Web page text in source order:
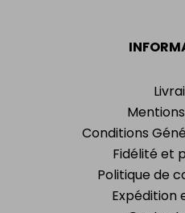
Conditions
Fidélité et
Politique de
Expédition